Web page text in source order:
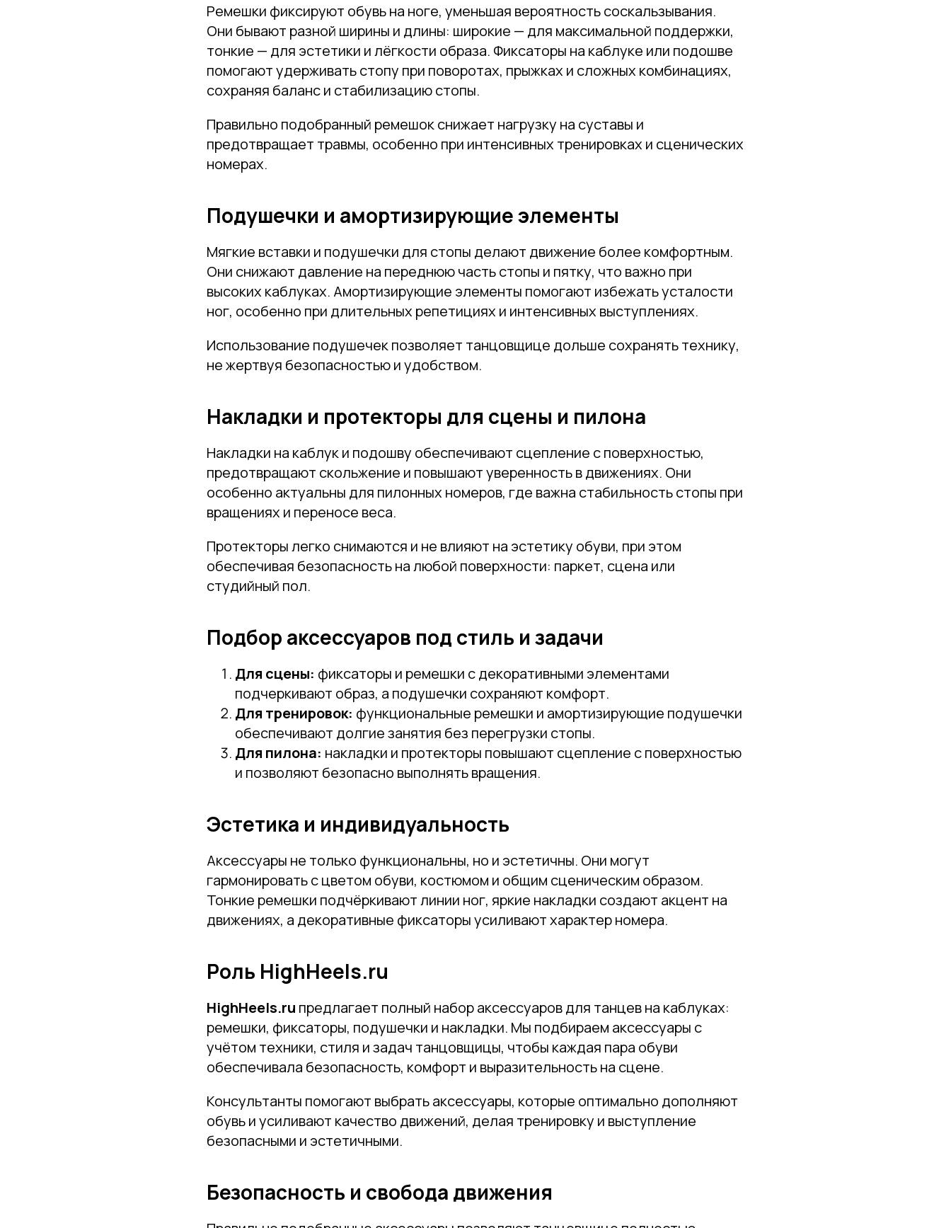
Привет! Дарим тебе -10% на первую покупку!
...и узнавай об акциях первой!
Телефон
Нажимая на кнопку, вы даете согласие на обработку своих
персональных данных согласно 152-ФЗ.
Ремешки фиксируют обувь на ноге, уменьшая вероятность соскальзывания.
Они бывают разной ширины и длины: широкие — для максимальной поддержки,
тонкие — для эстетики и лёгкости образа. Фиксаторы на каблуке или подошве
помогают удерживать стопу при поворотах, прыжках и сложных комбинациях,
сохраняя баланс и стабилизацию стопы.
Правильно подобранный ремешок снижает нагрузку на суставы и
предотвращает травмы, особенно при интенсивных тренировках и сценических
номерах.
Подушечки и амортизирующие элементы
Мягкие вставки и подушечки для стопы делают движение более комфортным.
Они снижают давление на переднюю часть стопы и пятку, что важно при
высоких каблуках. Амортизирующие элементы помогают избежать усталости
ног, особенно при длительных репетициях и интенсивных выступлениях.
Использование подушечек позволяет танцовщице дольше сохранять технику,
не жертвуя безопасностью и удобством.
Накладки и протекторы для сцены и пилона
Накладки на каблук и подошву обеспечивают сцепление с поверхностью,
предотвращают скольжение и повышают уверенность в движениях. Они
особенно актуальны для пилонных номеров, где важна стабильность стопы при
вращениях и переносе веса.
Протекторы легко снимаются и не влияют на эстетику обуви, при этом
обеспечивая безопасность на любой поверхности: паркет, сцена или
студийный пол.
Подбор аксессуаров под стиль и задачи
Для сцены: фиксаторы и ремешки с декоративными элементами
подчеркивают образ, а подушечки сохраняют комфорт.
Для тренировок: функциональные ремешки и амортизирующие подушечки
обеспечивают долгие занятия без перегрузки стопы.
Для пилона: накладки и протекторы повышают сцепление с поверхностью
и позволяют безопасно выполнять вращения.
Эстетика и индивидуальность
Аксессуары не только функциональны, но и эстетичны. Они могут
гармонировать с цветом обуви, костюмом и общим сценическим образом.
Тонкие ремешки подчёркивают линии ног, яркие накладки создают акцент на
движениях, а декоративные фиксаторы усиливают характер номера.
Роль HighHeels.ru
HighHeels.ru предлагает полный набор аксессуаров для танцев на каблуках:
ремешки, фиксаторы, подушечки и накладки. Мы подбираем аксессуары с
учётом техники, стиля и задач танцовщицы, чтобы каждая пара обуви
обеспечивала безопасность, комфорт и выразительность на сцене.
Консультанты помогают выбрать аксессуары, которые оптимально дополняют
обувь и усиливают качество движений, делая тренировку и выступление
безопасными и эстетичными.
Безопасность и свобода движения